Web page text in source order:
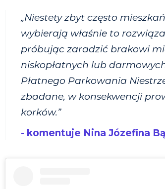
„Niestety zbyt często
wybierają właśnie to
próbując zaradzić brakowi
niskopłatnych lub
Płatnego Parkowania
zbadane, w konsekwencji
korków.”
- komentuje Nina Józefina